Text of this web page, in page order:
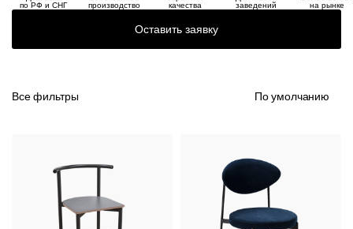
по РФ и СНГ
производство
качества
заведений
на рынке
Оставить заявку
Все фильтры По умолчанию